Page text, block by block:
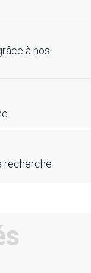
à nos
recherche